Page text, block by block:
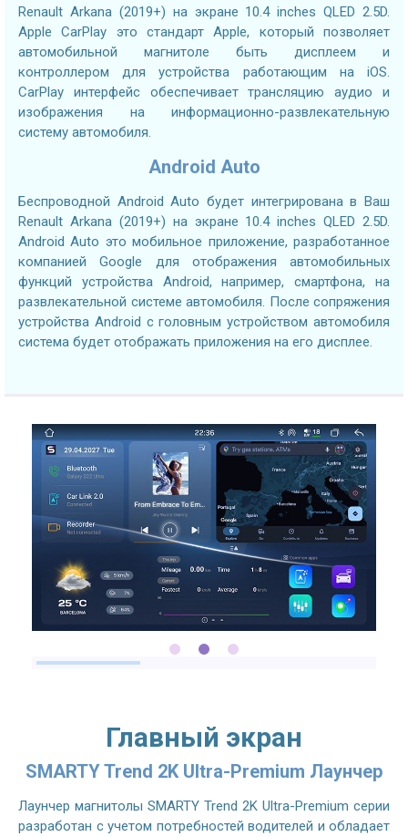
Renault Arkana (2019+) на экране 10.4 inches QLED 2.5D.
Apple CarPlay это стандарт Apple, который позволяет
автомобильной магнитоле быть дисплеем и
контроллером для устройства работающим на iOS.
CarPlay интерфейс обеспечивает трансляцию аудио и
изображения на информационно-развлекательную
систему автомобиля.
Android Auto
Беспроводной Android Auto будет интегрирована в Ваш
Renault Arkana (2019+) на экране 10.4 inches QLED 2.5D.
Android Auto это мобильное приложение, разработанное
компанией Google для отображения автомобильных
функций устройства Android, например, смартфона, на
развлекательной системе автомобиля. После сопряжения
устройства Android с головным устройством автомобиля
система будет отображать приложения на его дисплее.
2.7GHZ CPU
Главный экран
SMARTY Trend 2K Ultra-Premium Лаунчер
Лаунчер магнитолы SMARTY Trend 2K Ultra-Premium серии
разработан с учетом потребностей водителей и обладает